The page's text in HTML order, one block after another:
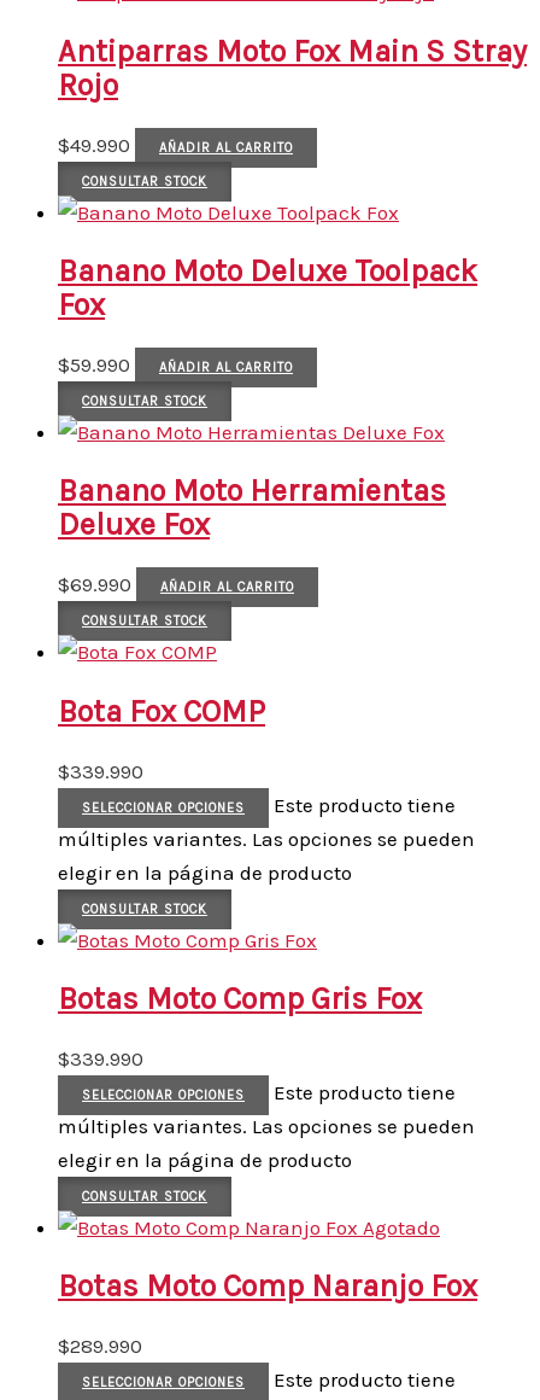
Antiparras Moto Fox Main S Stray
Rojo
$49.990 AÑADIR AL CARRITO
CONSULTAR STOCK
Banano Moto Deluxe Toolpack
Fox
$59.990 AÑADIR AL CARRITO
CONSULTAR STOCK
Banano Moto Herramientas
Deluxe Fox
$69.990 AÑADIR AL CARRITO
CONSULTAR STOCK
Bota Fox COMP
$339.990
SELECCIONAR OPCIONES
Este producto tiene
múltiples variantes. Las opciones se pueden
elegir en la página de producto
CONSULTAR STOCK
Botas Moto Comp Gris Fox
$339.990
SELECCIONAR OPCIONES
Este producto tiene
múltiples variantes. Las opciones se pueden
elegir en la página de producto
CONSULTAR STOCK
Agotado
Botas Moto Comp Naranjo Fox
$289.990
SELECCIONAR OPCIONES
Este producto tiene